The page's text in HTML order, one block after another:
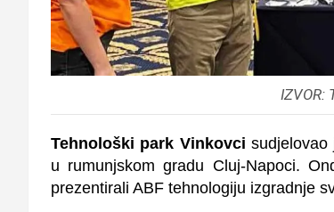
IZVOR:
Tehnološki park Vinkovci sudjelovao
u rumunjskom gradu Cluj-Napoci.
prezentirali ABF tehnologiju izgradnje